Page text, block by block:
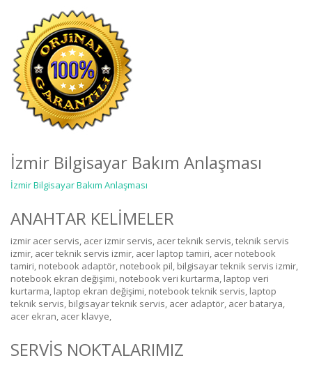
İzmir Bilgisayar Bakım Anlaşması
İzmir Bilgisayar Bakım Anlaşması
ANAHTAR KELİMELER
izmir acer servis, acer izmir servis, acer teknik servis, teknik servis
izmir, acer teknik servis izmir, acer laptop tamiri, acer notebook
tamiri, notebook adaptör, notebook pil, bilgisayar teknik servis izmir,
notebook ekran değişimi, notebook veri kurtarma, laptop veri
kurtarma, laptop ekran değişimi, notebook teknik servis, laptop
teknik servis, bilgisayar teknik servis, acer adaptör, acer batarya,
acer ekran, acer klavye,
SERVİS NOKTALARIMIZ